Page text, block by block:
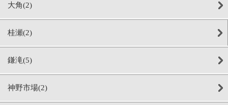
大角(2)
桂瀬(2)
鎌滝(5)
神野市場(2)